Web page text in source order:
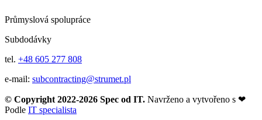
Průmyslová spolupráce
Subdodávky
tel. +48 605 277 808
e-mail: subcontracting@strumet.pl
© Copyright 2022-2026 Spec od IT. Navrženo a vytvořeno s ❤
Podle IT specialista